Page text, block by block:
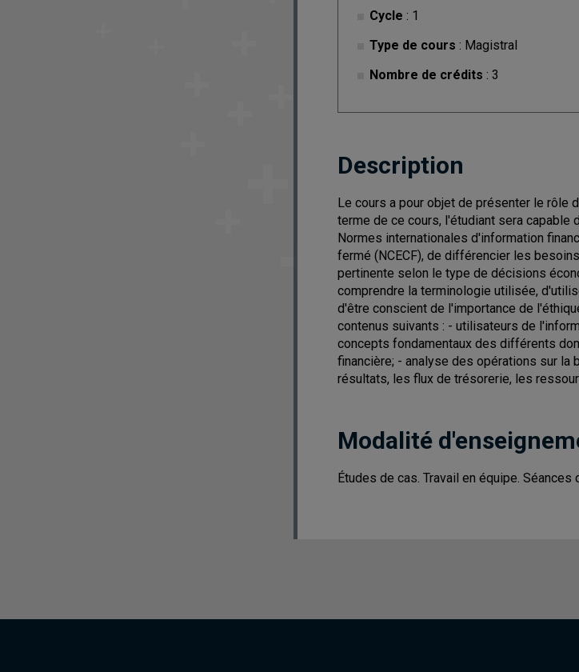
Cycle : 1
Type de cours : Magistral
Nombre de crédits : 3
Description
Le cours a pour objet de présenter le rôle
terme de ce cours, l'étudiant sera capable
Normes internationales d'information
fermé (NCECF), de différencier les
pertinente selon le type de décisions
comprendre la terminologie utilisée,
d'être conscient de l'importance de
contenus suivants : - utilisateurs de
concepts fondamentaux des différents
financière; - analyse des opérations sur la
résultats, les flux de trésorerie, les
Modalité
Études de cas. Travail en équipe. Séances